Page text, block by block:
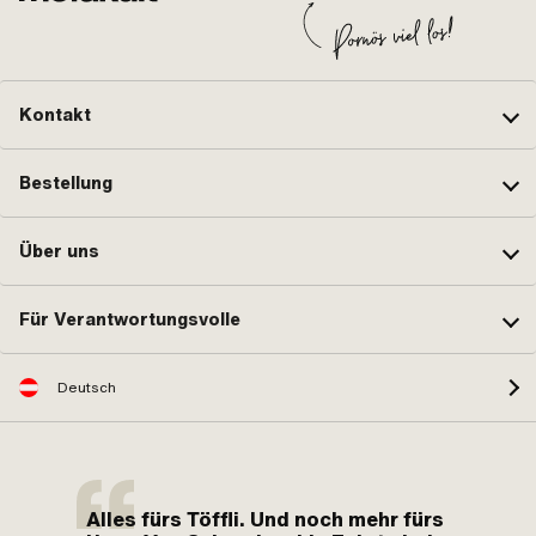
Kontakt
Bestellung
Über uns
Für Verantwortungsvolle
Deutsch
Alles fürs Töffli. Und noch mehr fürs